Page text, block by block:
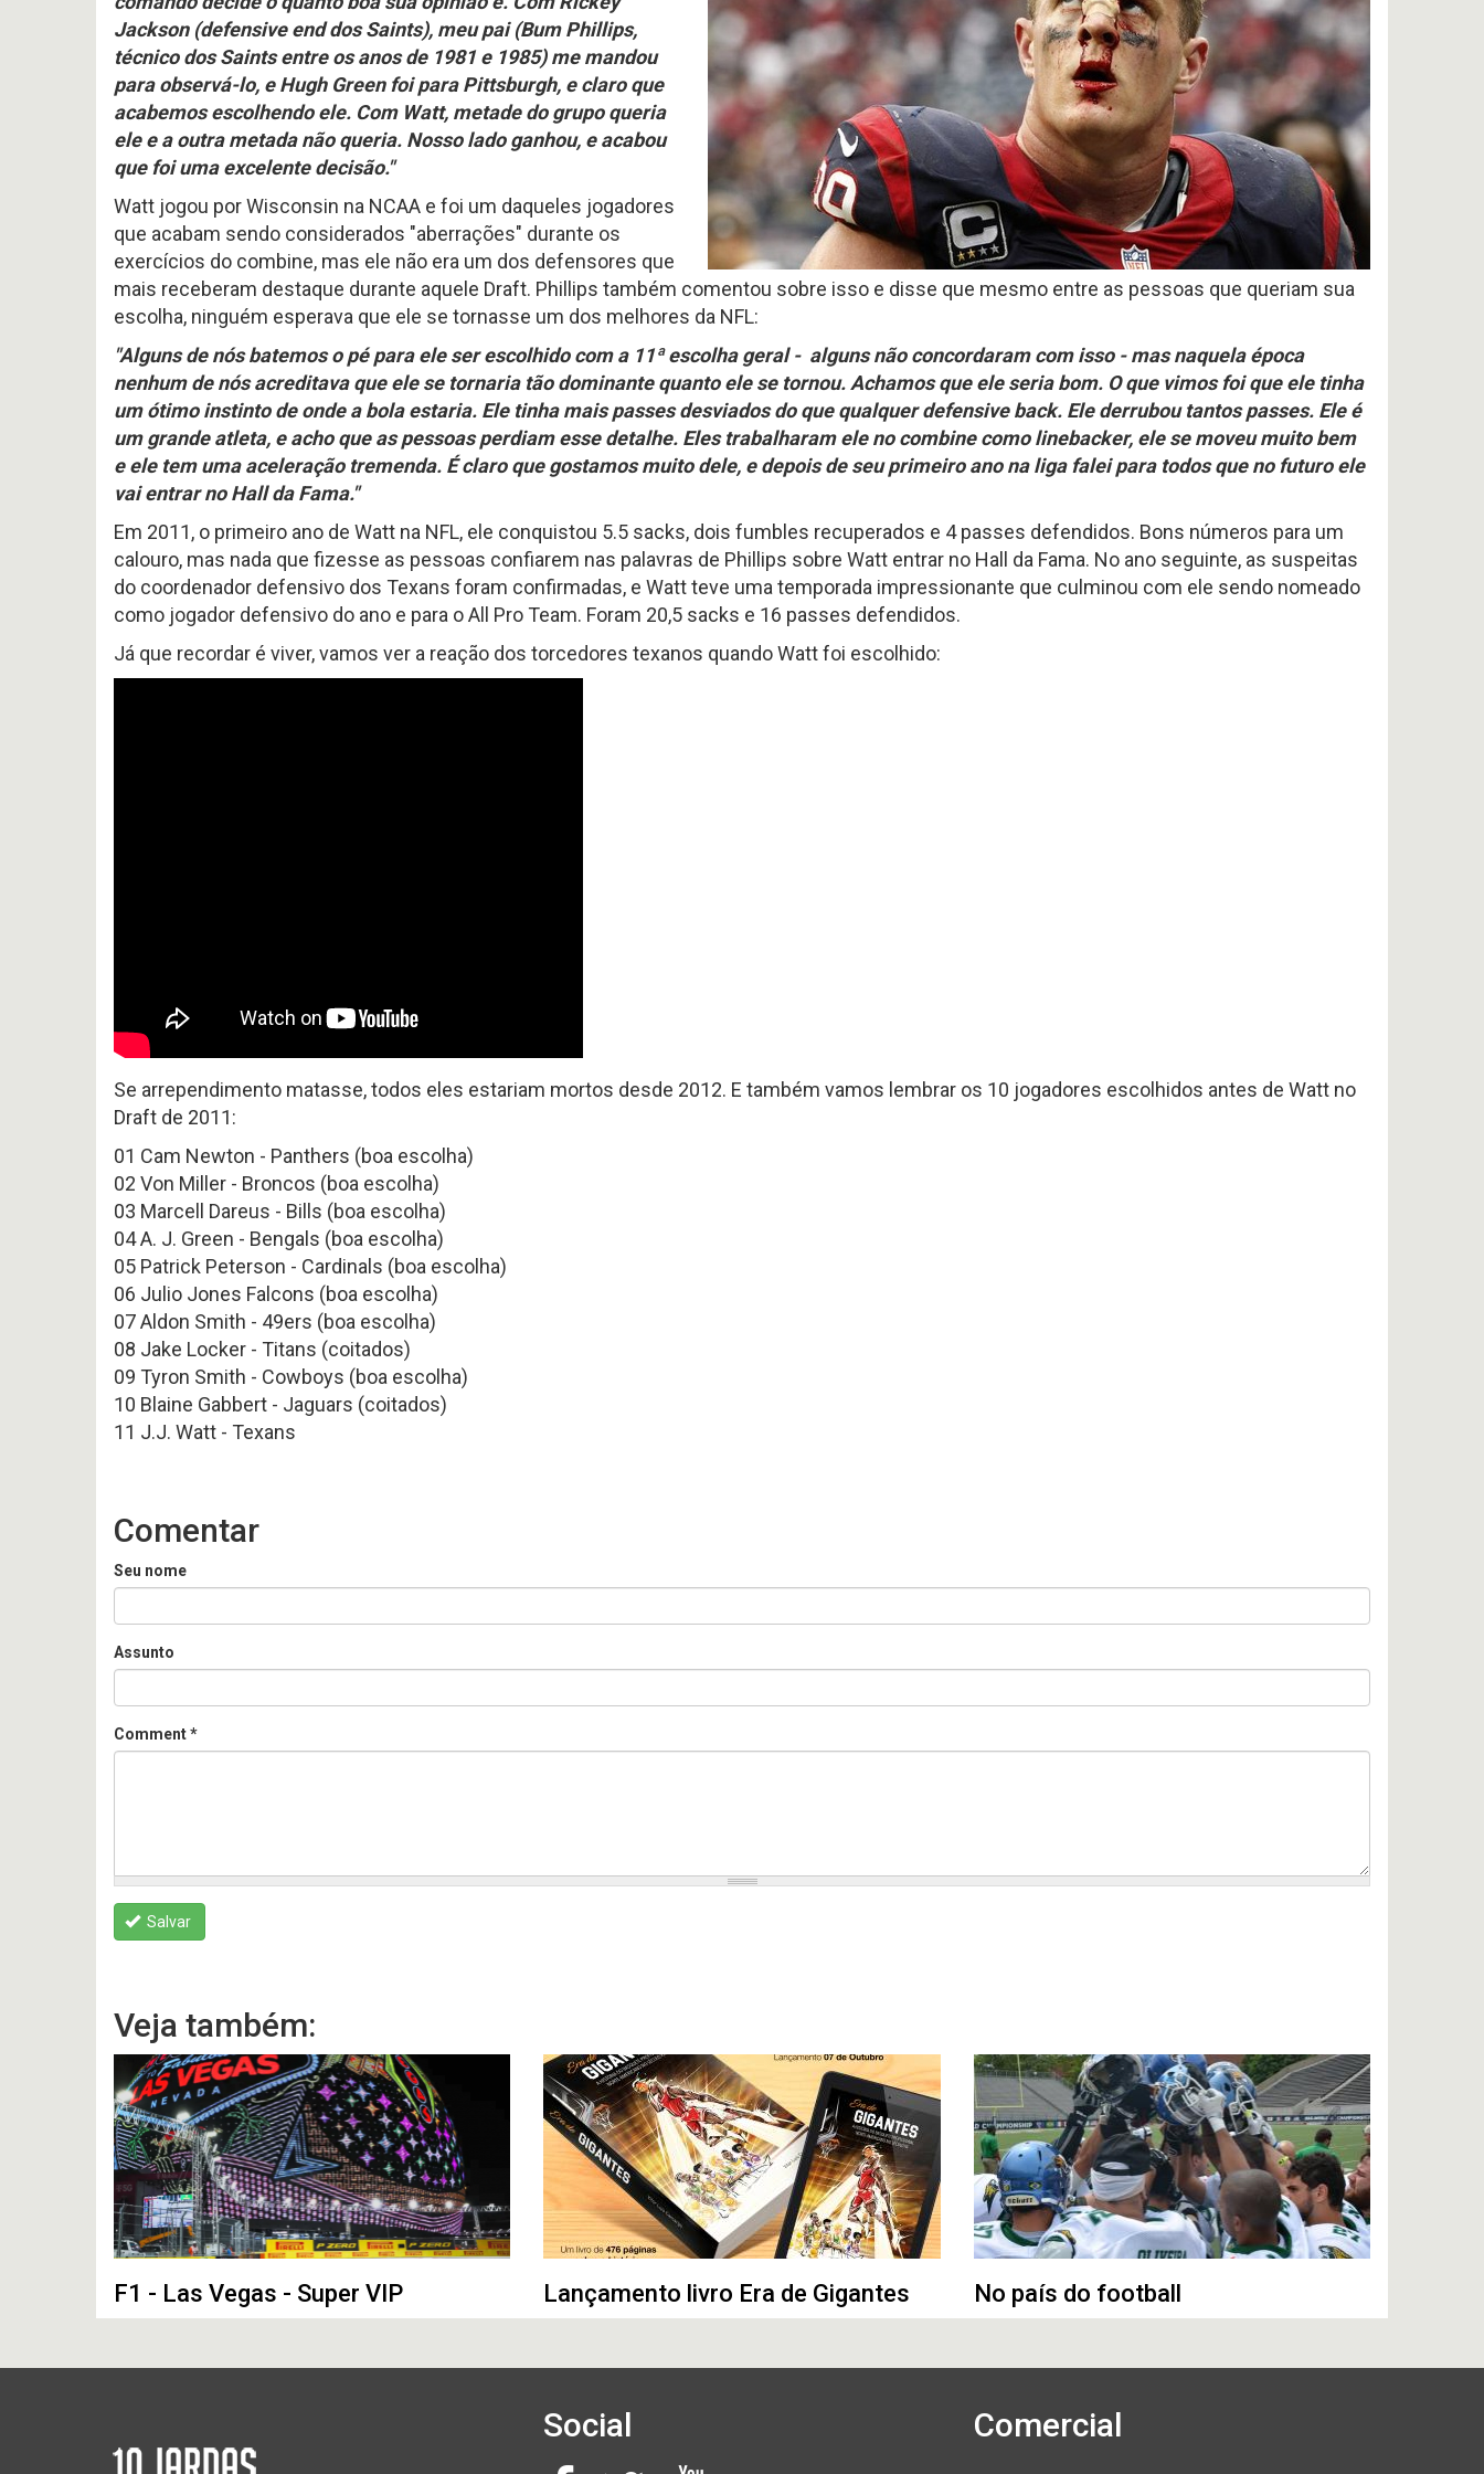
Noticias
Variedades
offseason
OFFSEASON
2026
–
Questões
Free
Agents
2026
Avaliação
da
Temporada
2025
#
617
-
Preview
2026
AFC
SOUTH
Perfil
HEAD
COACH
2026
pt.3
Perfil
HEAD
COACH
2026
pt.2
Perfil
HEAD
COACH
2026
–
pt.1
Fantasy Football 2013
Seleção Fantasy Fotball
Fantasy
Football
2026
Panorama
Fantasy
Football
18
de
2025
Panorama
Fantasy
Football
Semana
de
2025
Jackson (defensive end dos Saints), meu pai (Bum Phillips,
técnico dos Saints entre os anos de 1981 e 1985) me mandou
para observá-lo, e Hugh Green foi para Pittsburgh, e claro que
acabemos escolhendo ele. Com Watt, metade do grupo queria
ele e a outra metada não queria. Nosso lado ganhou, e acabou
que foi uma excelente decisão."
Watt jogou por Wisconsin na NCAA e foi um daqueles jogadores
que acabam sendo considerados "aberrações" durante os
exercícios do combine, mas ele não era um dos defensores que
mais receberam destaque durante aquele Draft. Phillips também comentou sobre isso e disse que mesmo entre as pessoas que queriam sua
escolha, ninguém esperava que ele se tornasse um dos melhores da NFL:
"Alguns de nós batemos o pé para ele ser escolhido com a 11ª escolha geral - alguns não concordaram com isso - mas naquela época
nenhum de nós acreditava que ele se tornaria tão dominante quanto ele se tornou. Achamos que ele seria bom. O que vimos foi que ele tinha
um ótimo instinto de onde a bola estaria. Ele tinha mais passes desviados do que qualquer defensive back. Ele derrubou tantos passes. Ele é
um grande atleta, e acho que as pessoas perdiam esse detalhe. Eles trabalharam ele no combine como linebacker, ele se moveu muito bem
e ele tem uma aceleração tremenda. É claro que gostamos muito dele, e depois de seu primeiro ano na liga falei para todos que no futuro ele
vai entrar no Hall da Fama."
Em 2011, o primeiro ano de Watt na NFL, ele conquistou 5.5 sacks, dois fumbles recuperados e 4 passes defendidos. Bons números para um
calouro, mas nada que fizesse as pessoas confiarem nas palavras de Phillips sobre Watt entrar no Hall da Fama. No ano seguinte, as suspeitas
do coordenador defensivo dos Texans foram confirmadas, e Watt teve uma temporada impressionante que culminou com ele sendo nomeado
como jogador defensivo do ano e para o All Pro Team. Foram 20,5 sacks e 16 passes defendidos.
Já que recordar é viver, vamos ver a reação dos torcedores texanos quando Watt foi escolhido:
Se arrependimento matasse, todos eles estariam mortos desde 2012. E também vamos lembrar os 10 jogadores escolhidos antes de Watt no
Draft de 2011:
01 Cam Newton - Panthers (boa escolha)
02 Von Miller - Broncos (boa escolha)
03 Marcell Dareus - Bills (boa escolha)
04 A. J. Green - Bengals (boa escolha)
05 Patrick Peterson - Cardinals (boa escolha)
06 Julio Jones Falcons (boa escolha)
07 Aldon Smith - 49ers (boa escolha)
08 Jake Locker - Titans (coitados)
09 Tyron Smith - Cowboys (boa escolha)
10 Blaine Gabbert - Jaguars (coitados)
11 J.J. Watt - Texans
Comentar
Seu nome
Assunto
Comment*
Salvar
Veja também:
F1 - Las Vegas - Super VIP Lançamento livro Era de Gigantes No país do football
Social Comercial